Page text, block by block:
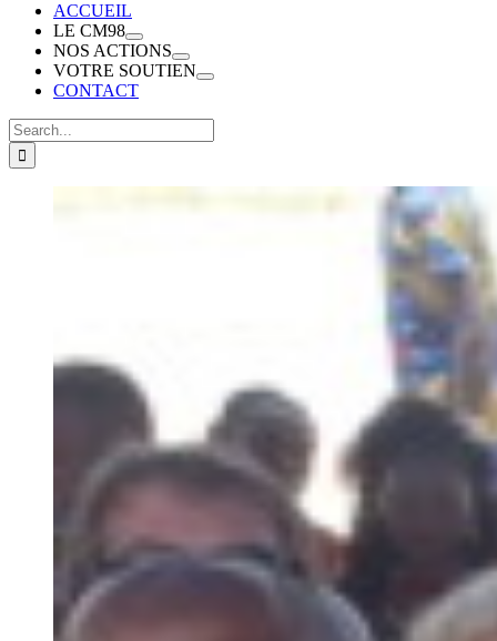
ACCUEIL
LE CM98
NOS ACTIONS
VOTRE SOUTIEN
CONTACT
Search
for: